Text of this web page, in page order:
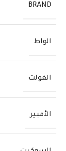
BRAND
الواط
الفولت
الأمبير